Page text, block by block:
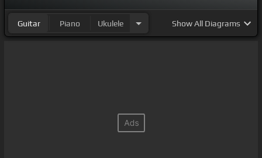
Guitar Piano Ukulele ShowAll Diagrams